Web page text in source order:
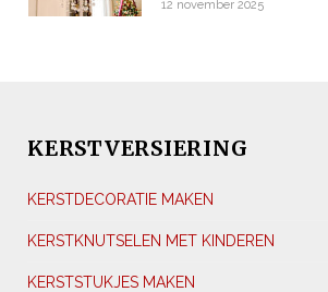
12 november 2025
KERSTVERSIERING
KERSTDECORATIE MAKEN
KERSTKNUTSELEN MET KINDEREN
KERSTSTUKJES MAKEN